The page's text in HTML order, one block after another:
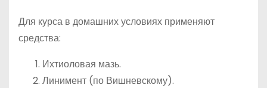
Для курса в домашних условиях применяют
средства:
Ихтиоловая мазь.
Линимент (по Вишневскому).